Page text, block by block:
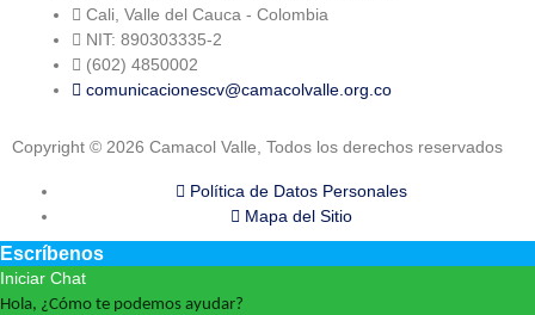
Cali, Valle del Cauca - Colombia
NIT: 890303335-2
(602) 4850002
comunicacionescv@camacolvalle.org.co
Copyright © 2026 Camacol Valle, Todos los derechos reservados
Política de Datos Personales
Mapa del Sitio
Escríbenos
Iniciar Chat
Hola, ¿Cómo te podemos ayudar?